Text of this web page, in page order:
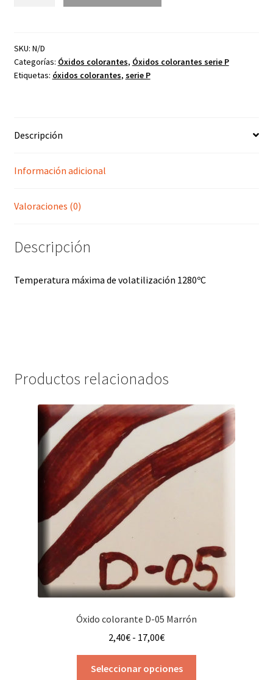
P-
50
cantidad
SKU: N/D
Categorías: Óxidos colorantes, Óxidos colorantes serie P
Etiquetas: óxidos colorantes, serie P
Descripción
Información adicional
Valoraciones (0)
Descripción
Temperatura máxima de volatilización 1280ºC
Productos relacionados
Óxido colorante D-05 Marrón
2,40€ - 17,00€Rango
de
precios:
Seleccionar opciones